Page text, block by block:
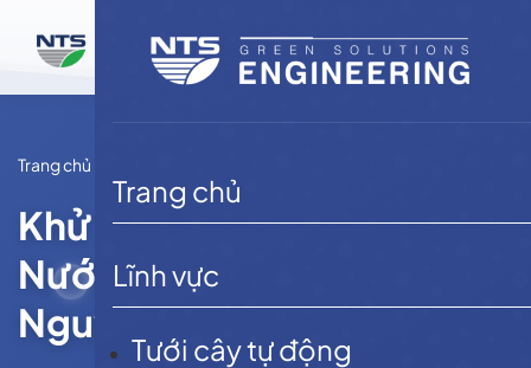
Trang chủ
Lĩnh vực
Tưới cây tự động
dung
Trang chủ
Khử Trùng Trong Xử Lý
Nước Thải: Chức Năng,
Nguyên Lý Khử Trùng